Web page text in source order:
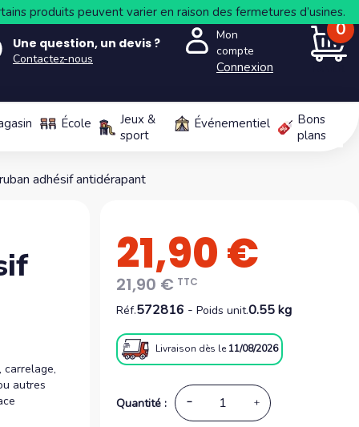
produits peuvent varier en raison des fermetures d’usines.
Une question, un devis ?
Contactez-nous
Mon
compte
Connexion
0
École
Jeux &
sport
Événementiel
Bons
plans
adhésif antidérapant
carrelage,
autres
21,90 €
21,90 € TTC
Réf.572816 -Poids unit.0.55 kg
Livraison dès le 11/08/2026
Quantité :